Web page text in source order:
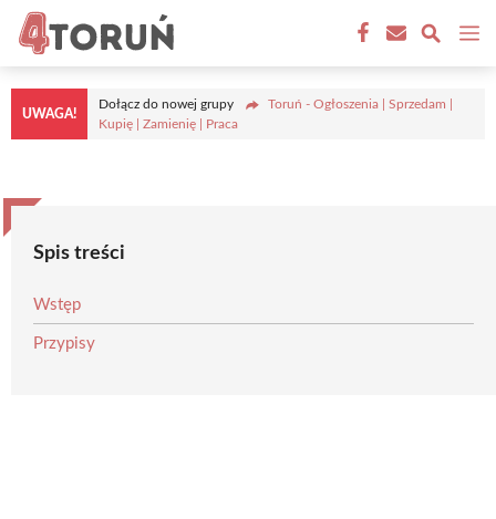
Przejdź
treści
UWAGA!
Dołącz do nowej grupy
Toruń - Ogłoszenia | Sprzedam |
Kupię | Zamienię | Praca
Spis treści
Wstęp
Przypisy